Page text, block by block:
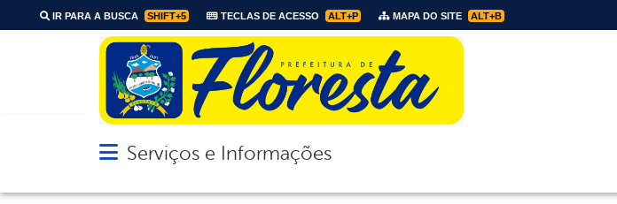
IR PARA A BUSCA SHIFT+5 TECLAS DE ACESSO ALT+P MAPA DO SITE ALT+B
Abrir menu principal de navegação
Serviços e Informações